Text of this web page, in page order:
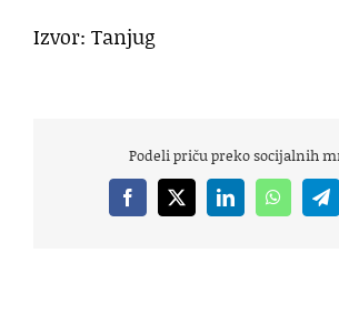
Izvor: Tanjug
Podeli priču preko socijalnih
Facebook
X LinkedInWhatsApp